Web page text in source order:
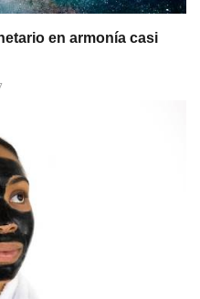
en armonía casi